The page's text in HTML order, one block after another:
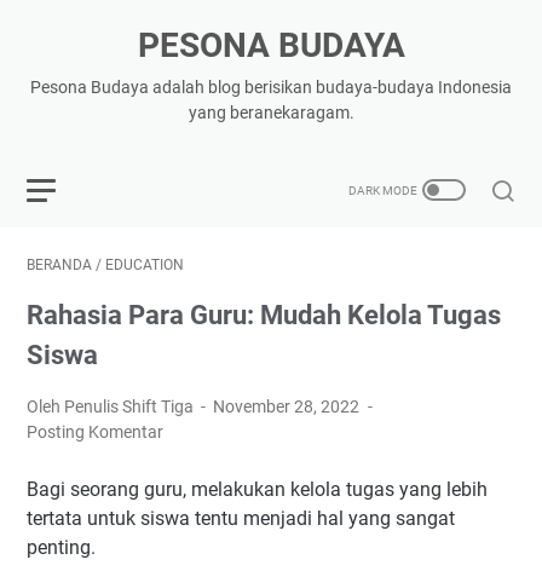
PESONA BUDAYA
Pesona Budaya adalah blog berisikan budaya-budaya Indonesia
yang beranekaragam.
BERANDA / EDUCATION
Rahasia Para Guru: Mudah Kelola Tugas
Siswa
Oleh Penulis Shift Tiga
November 28, 2022
Posting Komentar
Bagi seorang guru, melakukan kelola tugas yang lebih
tertata untuk siswa tentu menjadi hal yang sangat
penting.